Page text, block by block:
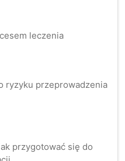
leczenia
ryzyku przeprowadzenia
przygotować się do